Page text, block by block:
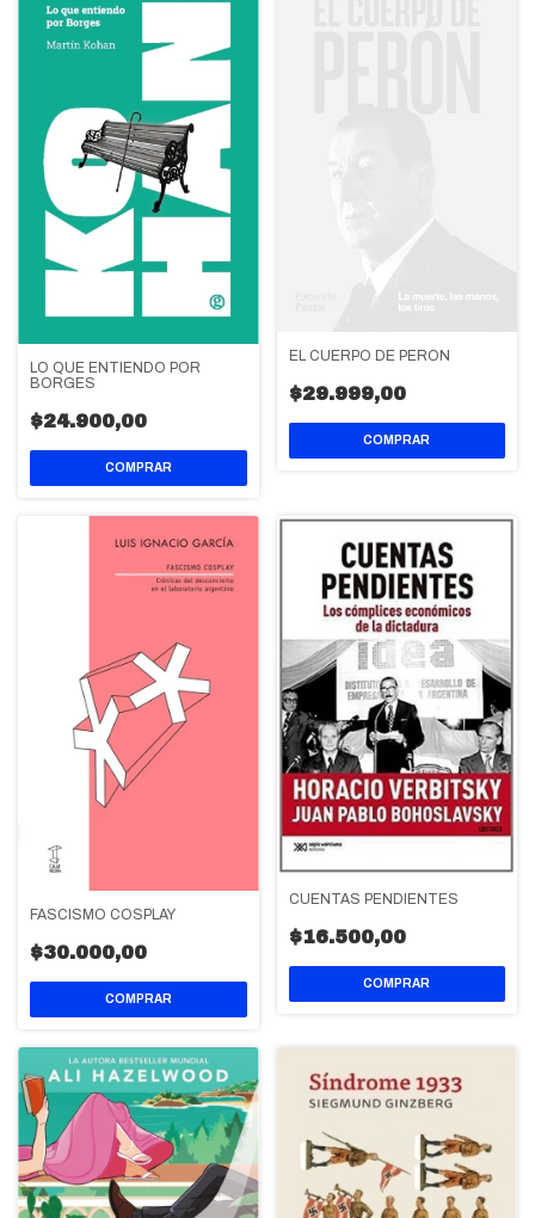
LO QUE ENTIENDO POR
BORGES
$24.900,00
EL CUERPO DE PERON
$29.999,00
FASCISMO COSPLAY
$30.000,00
CUENTAS PENDIENTES
$16.500,00